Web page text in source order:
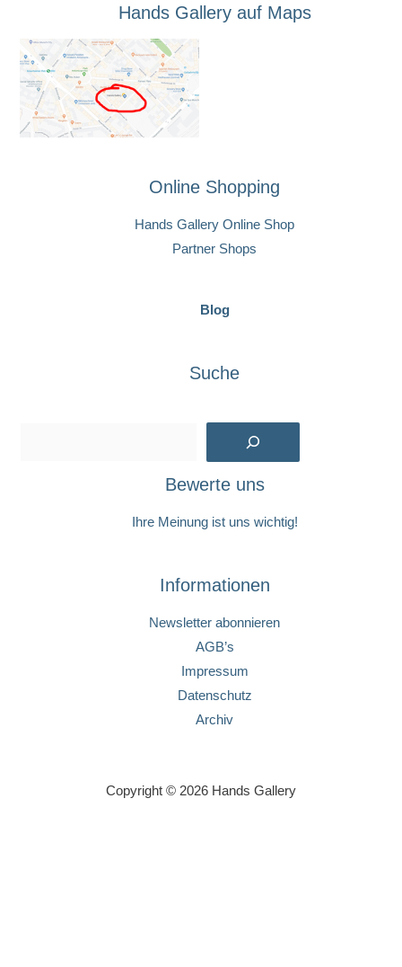
Hands Gallery auf Maps
Online Shopping
Hands Gallery Online Shop
Partner Shops
Blog
Suche
Bewerte uns
Ihre Meinung ist uns wichtig!
Informationen
Newsletter abonnieren
AGB’s
Impressum
Datenschutz
Archiv
Copyright © 2026 Hands Gallery